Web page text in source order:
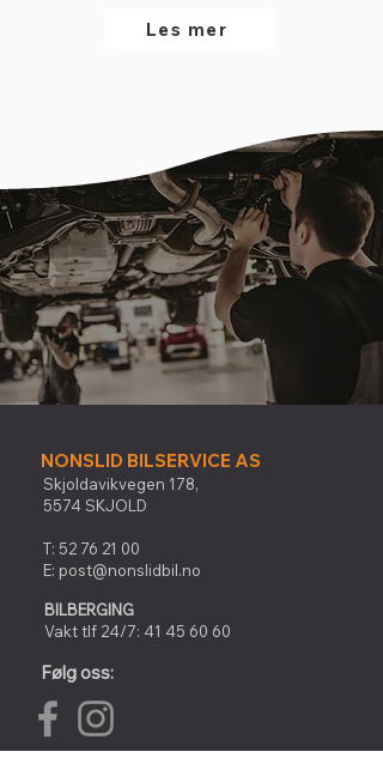
Les mer
NONSLID BILSERVICE AS
Skjoldavikvegen 178,
5574 SKJOLD
T: 52 76 21 00
E: post@nonslidbil.no
BILBERGING
Vakt tlf 24/7: 41 45 60 60
Følg oss: